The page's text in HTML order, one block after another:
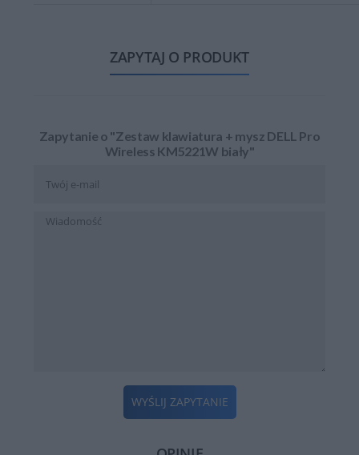
ZAPYTAJ O PRODUKT
Zapytanie o "Zestaw klawiatura + mysz DELL Pro
Wireless KM5221W biały"
WYŚLIJ ZAPYTANIE